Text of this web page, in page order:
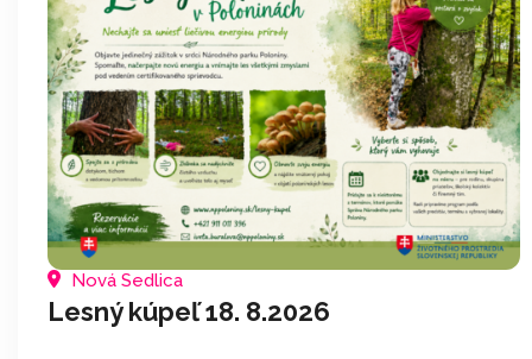
Nová Sedlica
Lesný kúpeľ 18. 8.2026